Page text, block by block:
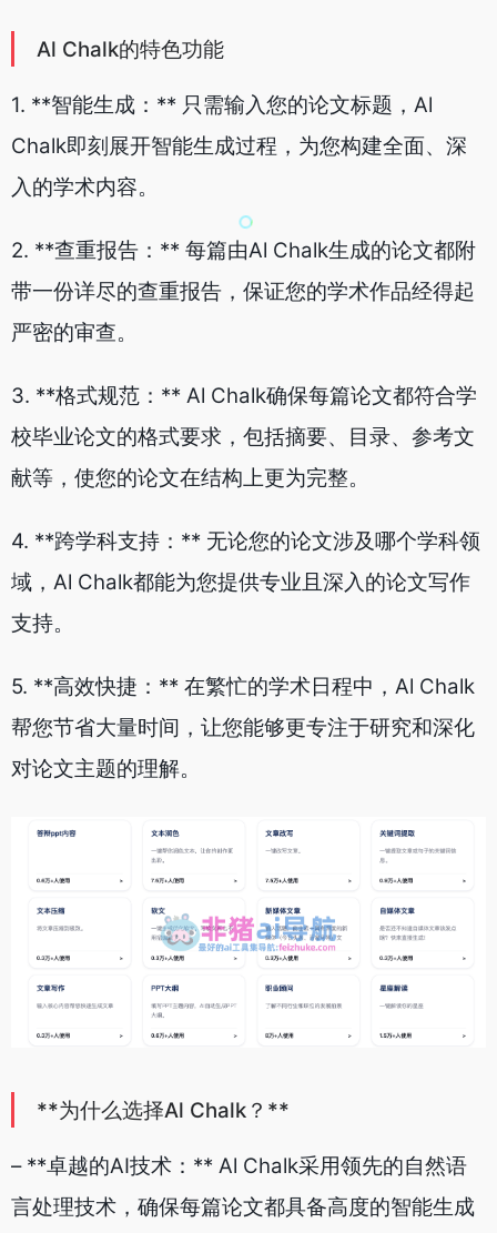
Al Chalk的特色功能
1. **智能生成：** 只需输入您的论文标题，Al
Chalk即刻展开智能生成过程，为您构建全面、深
入的学术内容。
2. **查重报告：** 每篇由Al Chalk生成的论文都附
带一份详尽的查重报告，保证您的学术作品经得起
严密的审查。
3. **格式规范：** Al Chalk确保每篇论文都符合学
校毕业论文的格式要求，包括摘要、目录、参考文
献等，使您的论文在结构上更为完整。
4. **跨学科支持：** 无论您的论文涉及哪个学科领
域，Al Chalk都能为您提供专业且深入的论文写作
支持。
5. **高效快捷：** 在繁忙的学术日程中，Al Chalk
帮您节省大量时间，让您能够更专注于研究和深化
对论文主题的理解。
**为什么选择Al Chalk？**
– **卓越的AI技术：** Al Chalk采用领先的自然语
言处理技术，确保每篇论文都具备高度的智能生成